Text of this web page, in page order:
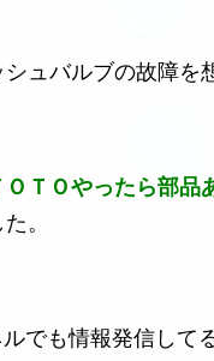
ュバルブの故障を
ＯＴＯやったら部品
。
でも情報発信して